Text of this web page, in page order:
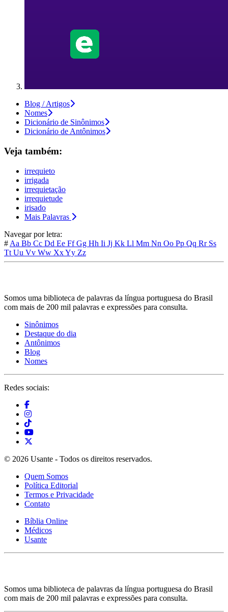
Blog / Artigos
Nomes
Dicionário de Sinônimos
Dicionário de Antônimos
Veja também:
irrequieto
irrigada
irrequietação
irrequietude
irisado
Mais Palavras
Navegar por letra:
# Aa Bb Cc Dd Ee FfGg Hh Ii Jj Kk Ll Mm Nn Oo Pp Qq Rr Ss
Tt Uu Vv Ww XxYy Zz
Somos uma biblioteca de palavras da língua portuguesa do Brasil
com mais de 200 mil palavras e expressões para consulta.
Sinônimos
Destaque do dia
Antônimos
Blog
Nomes
Redes sociais:
© 2026 Usante - Todos os direitos reservados.
Quem Somos
Política Editorial
Termos e Privacidade
Contato
Bíblia Online
Médicos
Usante
Somos uma biblioteca de palavras da língua portuguesa do Brasil
com mais de 200 mil palavras e expressões para consulta.